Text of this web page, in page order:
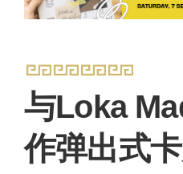
与Loka
作弹出式